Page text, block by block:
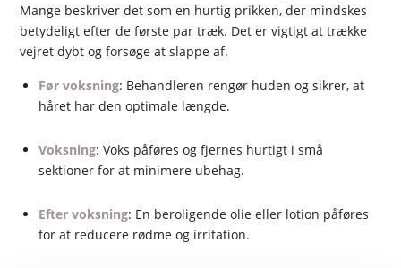
Mange beskriver det som en hurtig prikken, der mindskes
betydeligt efter de første par træk. Det er vigtigt at trække
vejret dybt og forsøge at slappe af.
Før voksning: Behandleren rengør huden og sikrer, at
håret har den optimale længde.
Voksning: Voks påføres og fjernes hurtigt i små
sektioner for at minimere ubehag.
Efter voksning: En beroligende olie eller lotion påføres
for at reducere rødme og irritation.